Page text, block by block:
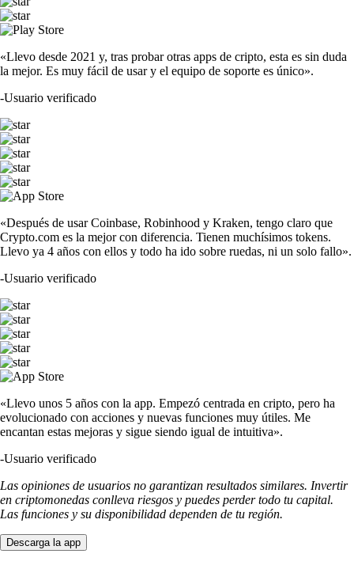
«Llevo desde 2021 y, tras probar otras apps de cripto, esta es sin duda
la mejor. Es muy fácil de usar y el equipo de soporte es único».
-Usuario verificado
«Después de usar Coinbase, Robinhood y Kraken, tengo claro que
Crypto.com es la mejor con diferencia. Tienen muchísimos tokens.
Llevo ya 4 años con ellos y todo ha ido sobre ruedas, ni un solo fallo».
-Usuario verificado
«Llevo unos 5 años con la app. Empezó centrada en cripto, pero ha
evolucionado con acciones y nuevas funciones muy útiles. Me
encantan estas mejoras y sigue siendo igual de intuitiva».
-Usuario verificado
Las opiniones de usuarios no garantizan resultados similares. Invertir
en criptomonedas conlleva riesgos y puedes perder todo tu capital.
Las funciones y su disponibilidad dependen de tu región.
Descarga la app